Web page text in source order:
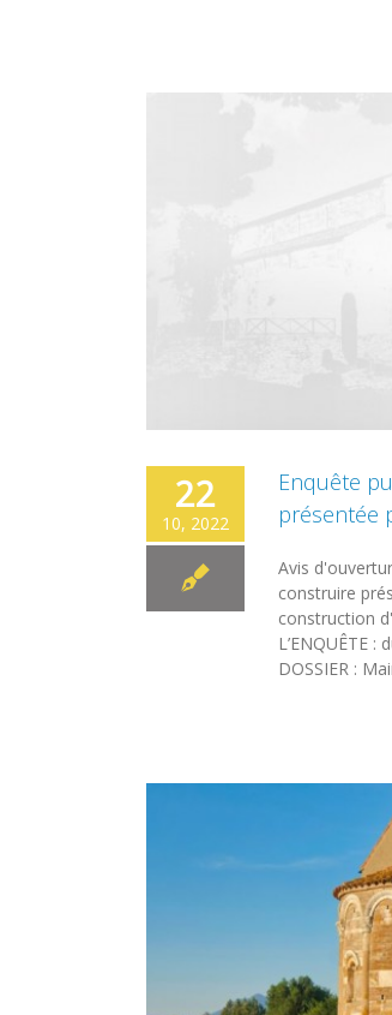
22
10, 2022
Enquête
présentée
Avis
construire
construction
L’ENQUÊTE
DOSSIER :